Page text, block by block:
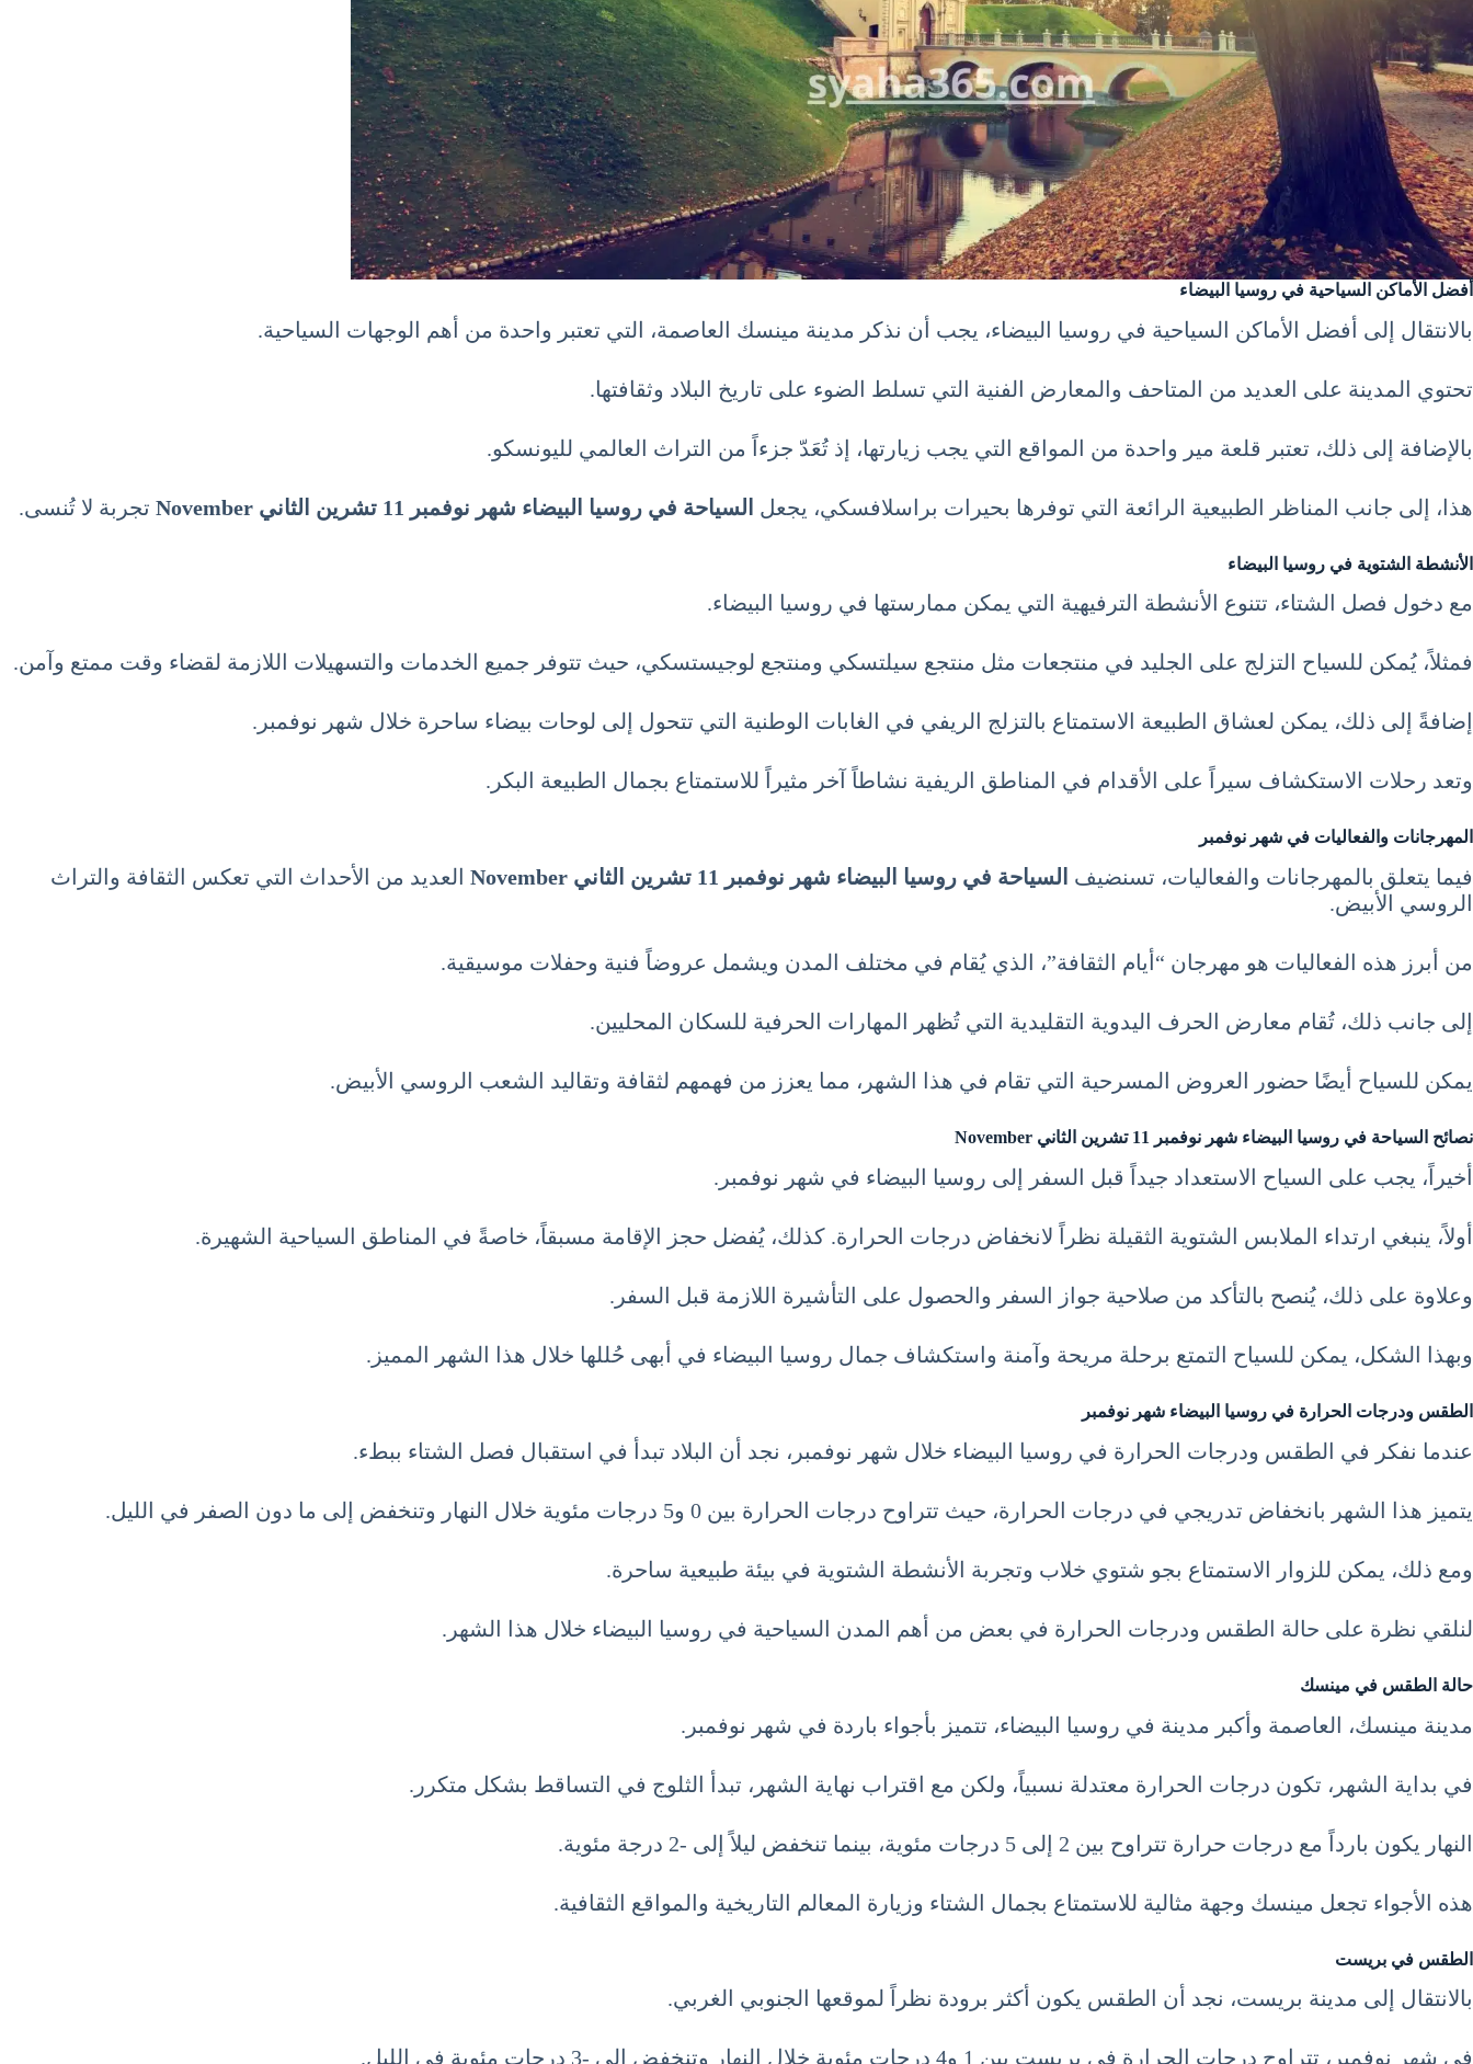
أفضل الأماكن السياحية في روسيا البيضاء
بالانتقال إلى أفضل الأماكن السياحية في روسيا البيضاء، يجب أن نذكر مدينة مينسك العاصمة، التي تعتبر واحدة من أهم الوجهات السياحية.
تحتوي المدينة على العديد من المتاحف والمعارض الفنية التي تسلط الضوء على تاريخ البلاد وثقافتها.
بالإضافة إلى ذلك، تعتبر قلعة مير واحدة من المواقع التي يجب زيارتها، إذ تُعَدّ جزءاً من التراث العالمي لليونسكو.
هذا، إلى جانب المناظر الطبيعية الرائعة التي توفرها بحيرات براسلافسكي، يجعل السياحة في روسيا البيضاء شهر نوفمبر 11 تشرين الثاني November تجربة لا تُنسى.
الأنشطة الشتوية في روسيا البيضاء
مع دخول فصل الشتاء، تتنوع الأنشطة الترفيهية التي يمكن ممارستها في روسيا البيضاء.
فمثلاً، يُمكن للسياح التزلج على الجليد في منتجعات مثل منتجع سيلتسكي ومنتجع لوجيستسكي، حيث تتوفر جميع الخدمات والتسهيلات اللازمة لقضاء وقت ممتع وآمن.
إضافةً إلى ذلك، يمكن لعشاق الطبيعة الاستمتاع بالتزلج الريفي في الغابات الوطنية التي تتحول إلى لوحات بيضاء ساحرة خلال شهر نوفمبر.
وتعد رحلات الاستكشاف سيراً على الأقدام في المناطق الريفية نشاطاً آخر مثيراً للاستمتاع بجمال الطبيعة البكر.
المهرجانات والفعاليات في شهر نوفمبر
فيما يتعلق بالمهرجانات والفعاليات، تسنضيف السياحة في روسيا البيضاء شهر نوفمبر 11 تشرين الثاني November
العديد من الأحداث التي تعكس الثقافة والتراث
الروسي الأبيض.
من أبرز هذه الفعاليات هو مهرجان “أيام الثقافة”، الذي يُقام في مختلف المدن ويشمل عروضاً فنية وحفلات موسيقية.
إلى جانب ذلك، تُقام معارض الحرف اليدوية التقليدية التي تُظهر المهارات الحرفية للسكان المحليين.
يمكن للسياح أيضًا حضور العروض المسرحية التي تقام في هذا الشهر، مما يعزز من فهمهم لثقافة وتقاليد الشعب الروسي الأبيض.
نصائح السياحة في روسيا البيضاء شهر نوفمبر 11 تشرين الثاني November
أخيراً، يجب على السياح الاستعداد جيداً قبل السفر إلى روسيا البيضاء في شهر نوفمبر.
أولاً، ينبغي ارتداء الملابس الشتوية الثقيلة نظراً لانخفاض درجات الحرارة. كذلك، يُفضل حجز الإقامة مسبقاً، خاصةً في المناطق السياحية الشهيرة.
وعلاوة على ذلك، يُنصح بالتأكد من صلاحية جواز السفر والحصول على التأشيرة اللازمة قبل السفر.
وبهذا الشكل، يمكن للسياح التمتع برحلة مريحة وآمنة واستكشاف جمال روسيا البيضاء في أبهى حُللها خلال هذا الشهر المميز.
الطقس ودرجات الحرارة في روسيا البيضاء شهر نوفمبر
عندما نفكر في الطقس ودرجات الحرارة في روسيا البيضاء خلال شهر نوفمبر، نجد أن البلاد تبدأ في استقبال فصل الشتاء ببطء.
يتميز هذا الشهر بانخفاض تدريجي في درجات الحرارة، حيث تتراوح درجات الحرارة بين 0 و5 درجات مئوية خلال النهار وتنخفض إلى ما دون الصفر في الليل.
ومع ذلك، يمكن للزوار الاستمتاع بجو شتوي خلاب وتجربة الأنشطة الشتوية في بيئة طبيعية ساحرة.
لنلقي نظرة على حالة الطقس ودرجات الحرارة في بعض من أهم المدن السياحية في روسيا البيضاء خلال هذا الشهر.
حالة الطقس في مينسك
مدينة مينسك، العاصمة وأكبر مدينة في روسيا البيضاء، تتميز بأجواء باردة في شهر نوفمبر.
في بداية الشهر، تكون درجات الحرارة معتدلة نسبياً، ولكن مع اقتراب نهاية الشهر، تبدأ الثلوج في التساقط بشكل متكرر.
النهار يكون بارداً مع درجات حرارة تتراوح بين 2 إلى 5 درجات مئوية، بينما تنخفض ليلاً إلى -2 درجة مئوية.
هذه الأجواء تجعل مينسك وجهة مثالية للاستمتاع بجمال الشتاء وزيارة المعالم التاريخية والمواقع الثقافية.
الطقس في بريست
بالانتقال إلى مدينة بريست، نجد أن الطقس يكون أكثر برودة نظراً لموقعها الجنوبي الغربي.
في شهر نوفمبر، تتراوح درجات الحرارة في بريست بين 1 و4 درجات مئوية خلال النهار وتنخفض إلى -3 درجات مئوية في الليل.